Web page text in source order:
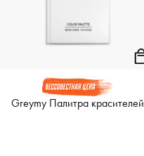
Greymy Палитра красителей